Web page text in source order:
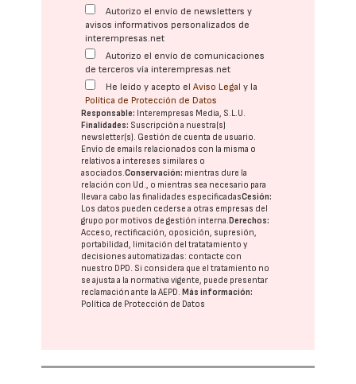
Autorizo el envío de newsletters y
avisos informativos personalizados de
interempresas.net
Autorizo el envío de comunicaciones
de terceros vía interempresas.net
He leído y acepto elAviso Legal y la
Política de Protección de Datos
Responsable: Interempresas Media, S.L.U.
Finalidades: Suscripción a nuestra(s)
newsletter(s). Gestión de cuenta de usuario.
Envío de emails relacionados con la misma o
relativos a intereses similares o
asociados.Conservación: mientras dure la
relación con Ud., o mientras sea necesario para
llevar a cabo las finalidades especificadasCesión:
Los datos pueden cederse a otras empresas del
grupo por motivos de gestión interna.Derechos:
Acceso, rectificación, oposición, supresión,
portabilidad, limitación del tratatamiento y
decisiones automatizadas: contacte con
nuestro DPD . Si considera que el tratamiento no
se ajusta a la normativa vigente, puede presentar
reclamación ante laAEPD .Más información:
Política de Protección de Datos